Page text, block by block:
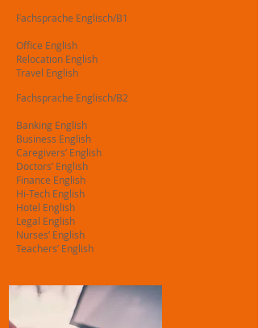
Fachsprache Englisch/B1
Office English
Relocation English
Travel English
Fachsprache Englisch/Β2
Banking English
Business English
Caregivers’ English
Doctors’ English
Finance English
Hi-Tech English
Hotel English
Legal English
Nurses’ English
Teachers’ English